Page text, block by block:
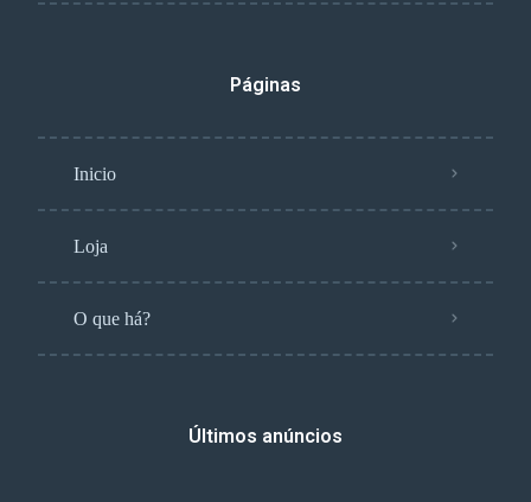
Páginas
Inicio
Loja
O que há?
Últimos anúncios